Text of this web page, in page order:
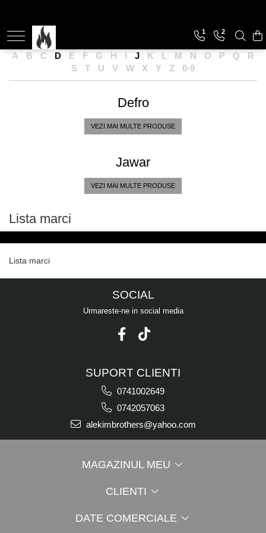
Soba de Incalzit
Soba de incalzit cu marmura
Soba de incalzit cu plita
1 2
A B C D E F G H I J K L M N O P Q
R
S
T U V W X Y Z 0-9
Defro
VEZI MAI MULTE PRODUSE
Jawar
VEZI MAI MULTE PRODUSE
Lista marci
Lista marci
SOCIAL
Urmareste-ne in social media
SUPORT CLIENTI
0741002649
0742057063
alekimbrothers@yahoo.com
MAGAZINUL MEU
CLIENTI
DATE COMERCIALE